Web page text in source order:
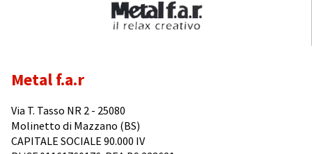
Metal f.a.r
Via T. Tasso NR 2 - 25080
Molinetto di Mazzano (BS)
CAPITALE SOCIALE 90.000 IV